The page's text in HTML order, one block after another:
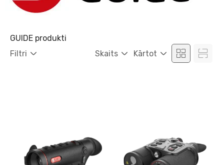
GUIDE produkti
Filtri
Skaits Kārtot